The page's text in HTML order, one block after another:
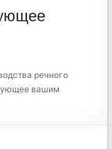
речного
вашим